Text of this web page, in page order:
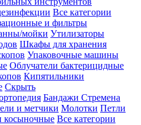
Все категории
и фильтры
мойки Утилизаторы
Шкафы для хранения
Упаковочные машины
Облучатели бактерицидные
Кипятильники
Скрыть
Бандажи Стремена
и метчики Молотки Петли
косыночные Все категории